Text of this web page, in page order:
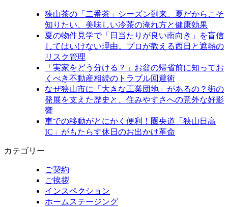
狭山茶の「二番茶」シーズン到来。夏だからこそ
知りたい、美味しい冷茶の淹れ方と健康効果
夏の物件見学で「日当たりが良い南向き」を盲信
してはいけない理由。プロが教える西日と遮熱の
リスク管理
「実家をどう分ける？」お盆の帰省前に知ってお
くべき不動産相続のトラブル回避術
なぜ狭山市に「大きな工業団地」があるの？街の
発展を支えた歴史と、住みやすさへの意外な好影
響
車での移動がとにかく便利！圏央道「狭山日高
IC」がもたらす休日のお出かけ革命
カテゴリー
ご契約
ご挨拶
インスペクション
ホームステージング